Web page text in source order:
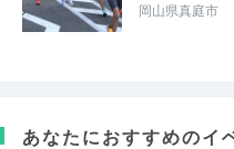
岡山県真庭市
あなたにおすすめのイ